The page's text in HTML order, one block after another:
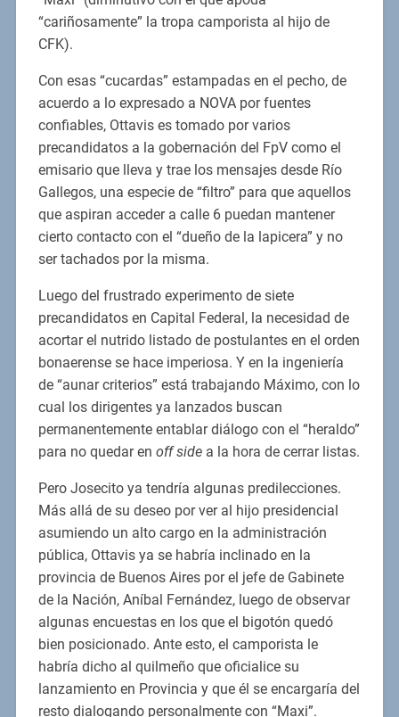
“cariñosamente” la tropa camporista al hijo de
CFK).
Con esas “cucardas” estampadas en el pecho, de
acuerdo a lo expresado a NOVA por fuentes
confiables, Ottavis es tomado por varios
precandidatos a la gobernación del FpV como el
emisario que lleva y trae los mensajes desde Río
Gallegos, una especie de “filtro” para que aquellos
que aspiran acceder a calle 6 puedan mantener
cierto contacto con el “dueño de la lapicera” y no
ser tachados por la misma.
Luego del frustrado experimento de siete
precandidatos en Capital Federal, la necesidad de
acortar el nutrido listado de postulantes en el orden
bonaerense se hace imperiosa. Y en la ingeniería
de “aunar criterios” está trabajando Máximo, con lo
cual los dirigentes ya lanzados buscan
permanentemente entablar diálogo con el “heraldo”
para no quedar en off side a la hora de cerrar listas.
Pero Josecito ya tendría algunas predilecciones.
Más allá de su deseo por ver al hijo presidencial
asumiendo un alto cargo en la administración
pública, Ottavis ya se habría inclinado en la
provincia de Buenos Aires por el jefe de Gabinete
de la Nación, Aníbal Fernández, luego de observar
algunas encuestas en los que el bigotón quedó
bien posicionado. Ante esto, el camporista le
habría dicho al quilmeño que oficialice su
lanzamiento en Provincia y que él se encargaría del
resto dialogando personalmente con “Maxi”.